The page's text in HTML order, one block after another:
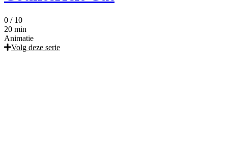
0 / 10
20 min
Animatie
Volg deze serie